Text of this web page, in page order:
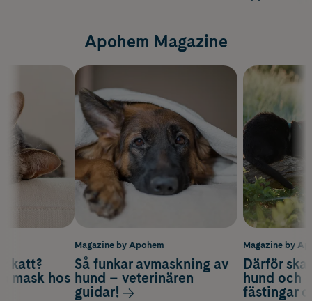
Apohem Magazine
Magazine by
Därför
hund och
fästingar
katt?
mask hos
Magazine by Apohem
Så funkar avmaskning av
hund – veterinären
guidar!